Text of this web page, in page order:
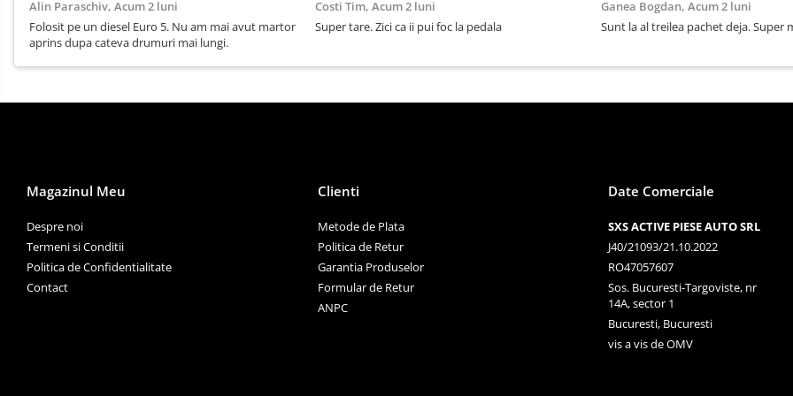
Alin Paraschiv, Acum 2 luni
Folosit pe un diesel Euro 5. Nu am mai avut martor
aprins dupa cateva drumuri mai lungi.
Costi Tim, Acum 2 luni
Super tare. Zici ca ii pui foc la pedala
Ganea Bogdan, Acum 2 luni
Sunt la al treilea pachet deja. Super
Magazinul Meu
Despre noi
Termeni si Conditii
Politica de Confidentialitate
Contact
Clienti
Metode de Plata
Politica de Retur
Garantia Produselor
Formular de Retur
ANPC
Date Comerciale
SXS ACTIVE PIESE AUTO SRL
J40/21093/21.10.2022
RO47057607
Sos. Bucuresti-Targoviste, nr
14A, sector 1
Bucuresti, Bucuresti
vis a vis de OMV